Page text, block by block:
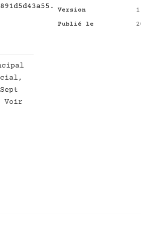
Voir
Version
1
Publié le